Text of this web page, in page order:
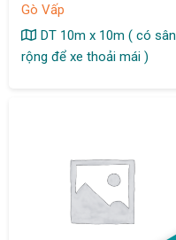
Gò Vấp
DT 10m x 10m ( có sân
rộng để xe thoải mái )